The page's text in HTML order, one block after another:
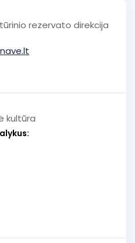
rezervato direkcija
kultūra